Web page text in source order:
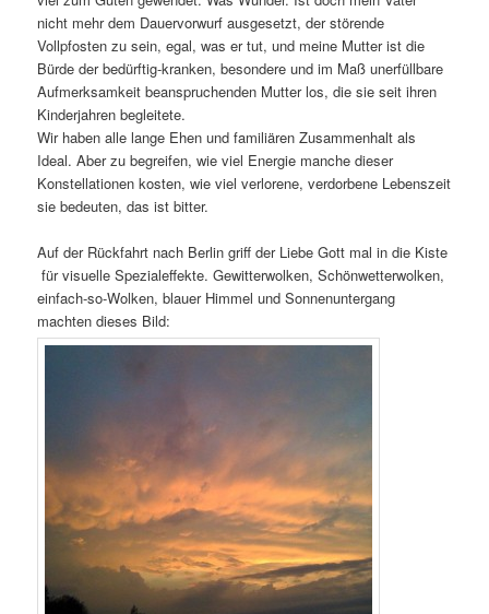
nicht mehr dem Dauervorwurf ausgesetzt, der störende
Vollpfosten zu sein, egal, was er tut, und meine Mutter ist die
Bürde der bedürftig-kranken, besondere und im Maß unerfüllbare
Aufmerksamkeit beanspruchenden Mutter los, die sie seit ihren
Kinderjahren begleitete.
Wir haben alle lange Ehen und familiären Zusammenhalt als
Ideal. Aber zu begreifen, wie viel Energie manche dieser
Konstellationen kosten, wie viel verlorene, verdorbene Lebenszeit
sie bedeuten, das ist bitter.
Auf der Rückfahrt nach Berlin griff der Liebe Gott mal in die Kiste
für visuelle Spezialeffekte. Gewitterwolken, Schönwetterwolken,
einfach-so-Wolken, blauer Himmel und Sonnenuntergang
machten dieses Bild: